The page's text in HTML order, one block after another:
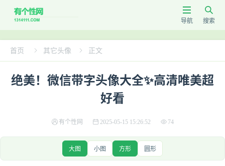

搜索

导航
首页  其它头像  正文
绝美！微信带字头像大全✨高清唯美超
好看
有个性网 2025-05-15 15:26:52 74
大图 小图 方形 圆形